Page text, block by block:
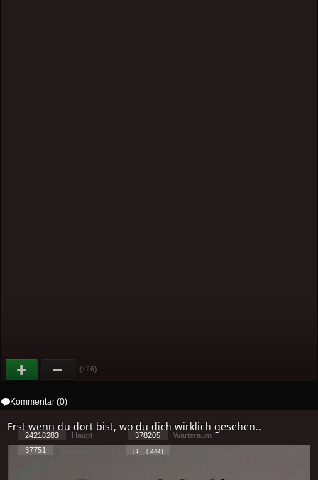
(+26)
Kommentar (0)
Erst wenn du dort bist, wo du dich wirklich gesehen..
24218283 Haupt 378205
Warteraum
37751
[ 1 ] - ( 2.43 )